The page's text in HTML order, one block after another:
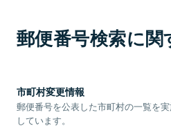
郵便番号検索に関
市町村変更情報
郵便番号を公表した市町村の一覧を
しています。